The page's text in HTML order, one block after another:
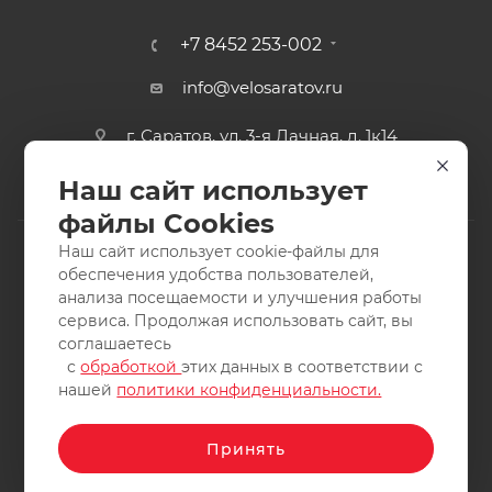
обхват талии 87-96, обхват бедер 111-119, длина
внутреннего шва 78.5
+7 8452 253-002
info@velosaratov.ru
г. Саратов, ул. 3-я Дачная, д. 1к14
2011-2026 © интернет-магазин спортивных товаров
ВелоСаратов. Не является публичной офертой. Все права
защищены. Заимствование материалов и фотографий
запрещено.
Наш сайт использует
файлы Cookies
Наш сайт использует cookie-файлы для
обеспечения удобства пользователей,
анализа посещаемости и улучшения работы
сервиса. Продолжая использовать сайт, вы
соглашаетесь
собработкойэтих данных в соответствии с
нашей политики конфиденциальности.
Принять